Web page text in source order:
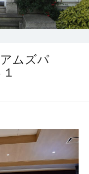
ムズパ